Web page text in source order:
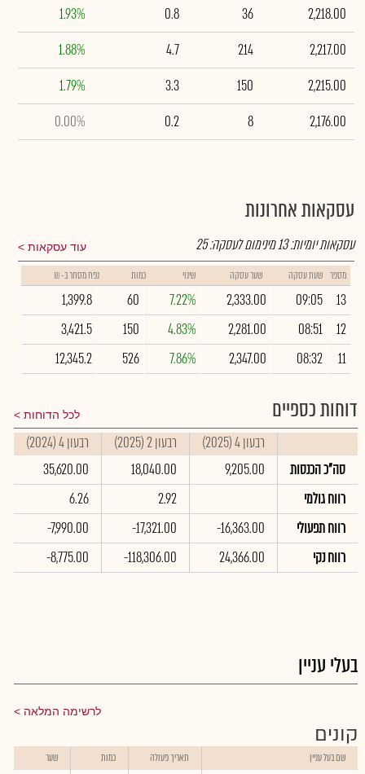
2,218.00
36
0.8
1.93%
2,217.00
214
4.7
1.88%
2,215.00
150
3.3
1.79%
2,176.00
8
0.2
0.00%
עסקאות אחרונות
עוד עסקאות עסקאות יומיות:13מינימום לעסקה:25
מספר שעת עסקה שער עסקה שינוי כמות נפח מסחר ב- ₪
13
09:05
2,333.00
7.22%
60
1,399.8
12
08:51
2,281.00
4.83%
150
3,421.5
11
08:32
2,347.00
7.86%
526
12,345.2
דוחות כספיים לכל הדוחות
רבעון 4 (2025) רבעון 2 (2025) רבעון 4 (2024)
סה"כ הכנסות
9,205.00
18,040.00
35,620.00
רווח גולמי
2.92
6.26
רווח תפעולי
-16,363.00
-17,321.00
-7,990.00
רווח נקי
24,366.00
-118,306.00
-8,775.00
בעלי עניין
לרשימה המלאה
קונים
שם בעל עניין תאריך פעולה כמות שער